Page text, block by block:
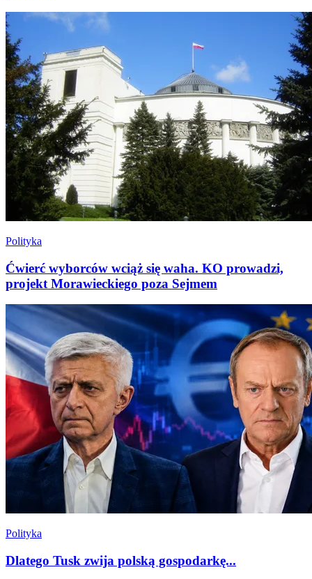
Polityka
Ćwierć wyborców wciąż się waha. KO prowadzi,
projekt Morawieckiego poza Sejmem
Polityka
Dlatego Tusk zwija polską gospodarkę...